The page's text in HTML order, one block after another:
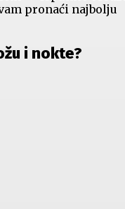
pronaći najbolju
i nokte?